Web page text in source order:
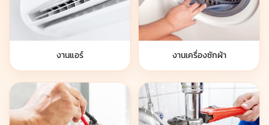
งานแอร์ งานเครื่องซักผ้า